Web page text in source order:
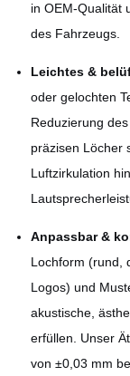
in OEM-Qualität
des Fahrzeugs.
Leichtes &
oder gelochten
Reduzierung
präzisen Löcher
Luftzirkulation
Anpassbar &
Lochform (rund,
Logos) und
akustische,
erfüllen. Unser
von ±0,03 mm